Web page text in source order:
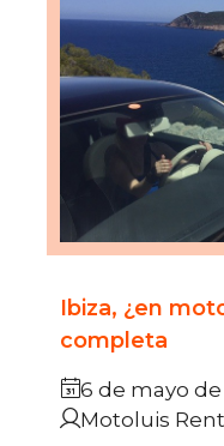
Ibiza, ¿en
completa
6 de mayo de
Motoluis